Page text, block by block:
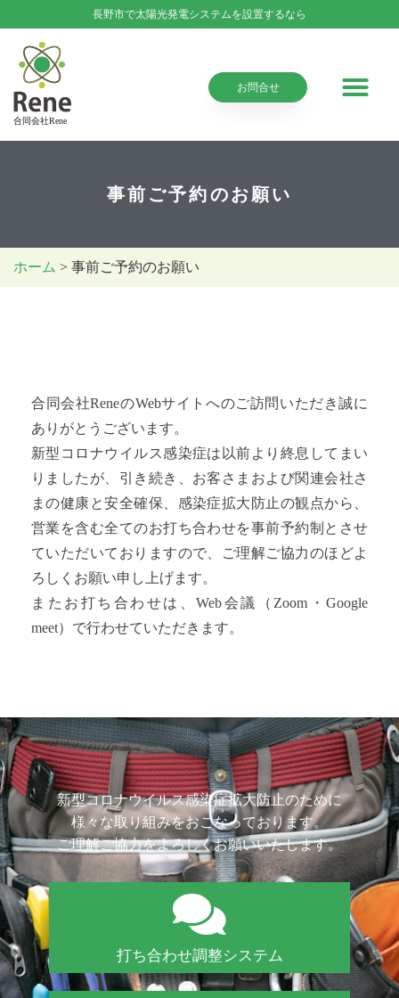
長野市で太陽光発電システムを設置するなら
合同会社Rene
お問合せ
事前ご予約のお願い
ホーム > 事前ご予約のお願い
合同会社ReneのWebサイトへのご訪問いただき誠に
ありがとうございます。
新型コロナウイルス感染症は以前より終息してまい
りましたが、引き続き、お客さまおよび関連会社さ
まの健康と安全確保、感染症拡大防止の観点から、
営業を含む全てのお打ち合わせを事前予約制とさせ
ていただいておりますので、ご理解ご協力のほどよ
ろしくお願い申し上げます。
またお打ち合わせは、Web会議（Zoom・Google
meet）で行わせていただきます。
新型コロナウイルス感染症拡大防止のために
様々な取り組みをおこなっております。
ご理解ご協力をよろしくお願いいたします。
打ち合わせ調整システム